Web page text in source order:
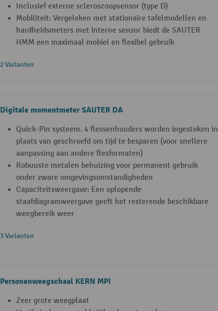
Inclusief externe scleroscoopsensor (type D)
Mobiliteit: Vergeleken met stationaire tafelmodellen en
hardheidsmeters met interne sensor biedt de SAUTER
HMM een maximaal mobiel en flexibel gebruik
2 Varianten
Digitale momentmeter SAUTER DA
Quick-Pin systeem. 4 flessenhouders worden ingestoken in
plaats van geschroefd om tijd te besparen (voor snellere
aanpassing aan andere flesformaten)
Robuuste metalen behuizing voor permanent gebruik
onder zware omgevingsomstandigheden
Capaciteitsweergave: Een oplopende
staafdiagramweergave geeft het resterende beschikbare
weegbereik weer
3 Varianten
Personenweegschaal KERN MPI
Zeer grote weegplaat